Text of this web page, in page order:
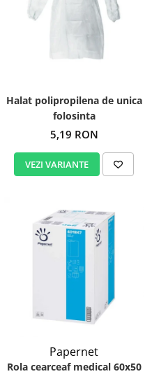
Halat polipropilena de unica
folosinta
5,19 RON
VEZI VARIANTE
Papernet
Rola cearceaf medical 60x50